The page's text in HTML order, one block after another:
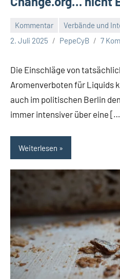
Kommentar
Verbände und
2. Juli 2025
PepeCyB 7
Die Einschläge von
Aromenverboten für Liquids
auch im politischen Berlin
immer intensiver über eine
Weiterlesen